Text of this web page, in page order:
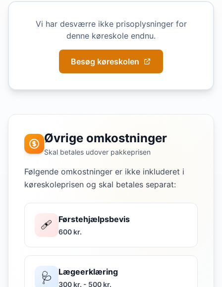
Vi har desværre ikke prisoplysninger for
denne køreskole endnu.
Besøg køreskolen
Øvrige omkostninger
Skal betales udover pakkeprisen
Følgende omkostninger er ikke inkluderet i
køreskoleprisen og skal betales separat:
🩹 Førstehjælpsbevis
600 kr.
🩺 Lægeerklæring
300 kr. - 500 kr.